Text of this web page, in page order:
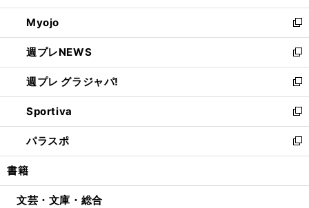
開
く
ウ
で
開
く
ン
ド
ウ
で
開
く
ウ
ィ
ン
ド
ウ
で
開
く
Myojo
新
し
い
ウ
ィ
ン
ド
ウ
で
開
週プレNEWS
新
し
い
ウ
ィ
ン
ド
ウ
開
週プレ グラジャパ!
新
し
い
ウ
ィ
ン
ウ
Sportiva
新
し
い
ウ
ン
パラスポ
新
し
ウ
書籍
文芸・文庫・総合